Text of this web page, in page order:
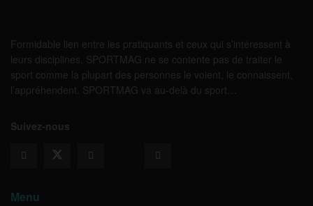
Formidable lien entre les pratiquants et ceux qui s’intéressent à
leurs disciplines, SPORTMAG ne se contente pas de traiter le
sport comme la plupart des personnes le voient, le connaissent,
l’appréhendent. SPORTMAG va au-delà du sport…
Suivez-nous
Menu